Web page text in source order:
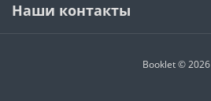
Наши контакты
Booklet © 2026